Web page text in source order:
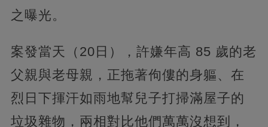
之曝光。
案發當天（20日），許嫌年高 85 歲的老
父親與老母親，正拖著佝僂的身軀、在
烈日下揮汗如雨地幫兒子打掃滿屋子的
垃圾雜物，兩相對比他們萬萬沒想到，